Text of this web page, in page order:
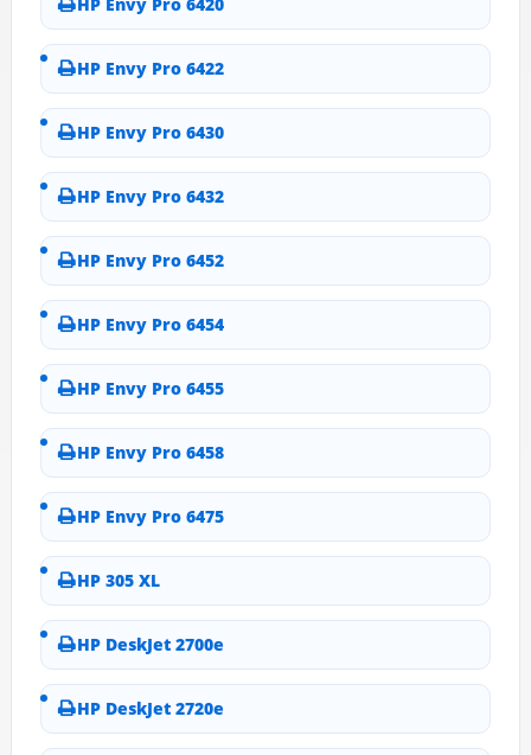
HP Envy Pro 6422
HP Envy Pro 6430
HP Envy Pro 6432
HP Envy Pro 6452
HP Envy Pro 6454
HP Envy Pro 6455
HP Envy Pro 6458
HP Envy Pro 6475
HP 305 XL
HP DeskJet 2700e
HP DeskJet 2720e